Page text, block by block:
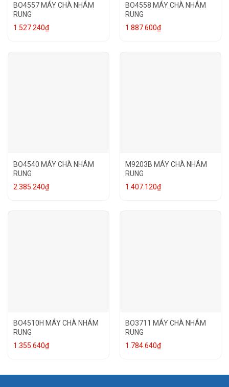
BO4557 MÁY CHÀ NHÁM
RUNG
1.527.240₫
BO4558 MÁY CHÀ NHÁM
RUNG
1.887.600₫
BO4540 MÁY CHÀ NHÁM
RUNG
2.385.240₫
M9203B MÁY CHÀ NHÁM
RUNG
1.407.120₫
BO4510H MÁY CHÀ NHÁM
RUNG
1.355.640₫
BO3711 MÁY CHÀ NHÁM
RUNG
1.784.640₫